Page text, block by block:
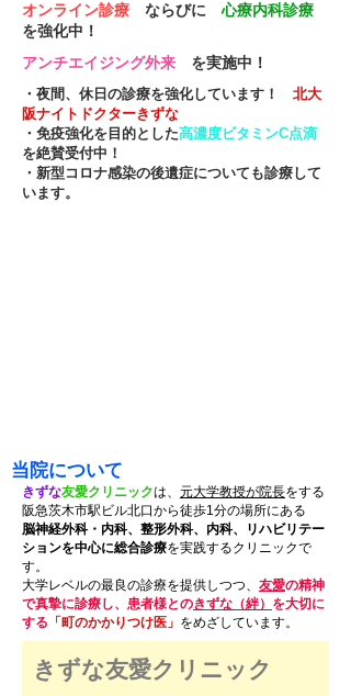
オンライン診療 ならびに
心療内科診療
を強化中！
アンチエイジング外来 を実施中！
・夜間、休日の診療を強化しています！ 北大
阪ナイトドクターきずな
・ 免疫強化を目的とした高濃度ビタミンC点滴
を絶賛受付中！
​・新型コロナ感染の後遺症についても診療して
います。
当院について
きずな友愛クリニックは、 元大学教授が院長をする
阪急茨木市駅ビル北口から徒歩1分の場所にある
脳神経外科・内科、整形外科、内科、リハビリテー
ションを中心に総合診療を実践するクリニックで
す。
大学レベルの最良の診療を提供しつつ、 友愛の精神
で真摯に診療し、患者様とのきずな（絆） を大切に
する​ 「町のかかりつけ医」 をめざしています。
​きずな友愛クリニック